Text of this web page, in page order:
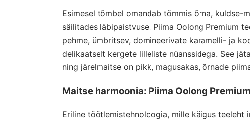
Esimesel tõmbel omandab tõmmis õrna, kuldse-
säilitades läbipaistvuse. Piima Oolong Premium
pehme, ümbritsev, domineerivate karamelli- ja
delikaatselt kergete lilleliste nüanssidega. See
ning järelmaitse on pikk, magusakas, õrnade
Maitse harmoonia: Piima Oolong Premium
Eriline töötlemistehnoloogia, mille käigus teeleht